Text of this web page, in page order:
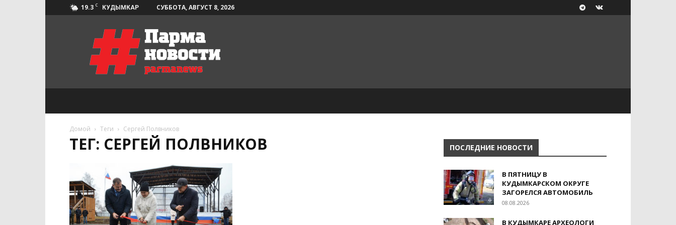
19.3 C КУДЫМКАР СУББОТА, АВГУСТ 8, 2026
Парма-
Новости
Домой Теги Сергей Полвников
ТЕГ: СЕРГЕЙ ПОЛВНИКОВ ПОСЛЕДНИЕ НОВОСТИ
В ПЯТНИЦУ В
КУДЫМКАРСКОМ ОКРУГЕ
ЗАГОРЕЛСЯ АВТОМОБИЛЬ
08.08.2026
В КУДЫМКАРЕ АРХЕОЛОГИ